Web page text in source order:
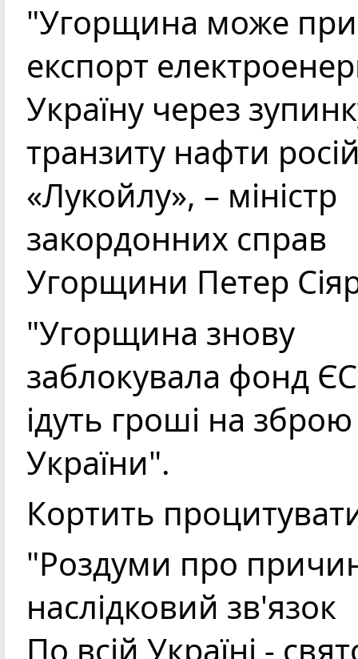
"Угорщина може
експорт
Україну через
транзиту нафти
«‎Лукойлу», – міністр
закордонних справ
Угорщини Петер
"Угорщина знову
заблокувала фонд
ідуть гроші на
України".
Кортить
"Роздуми про
наслідковий зв'язок